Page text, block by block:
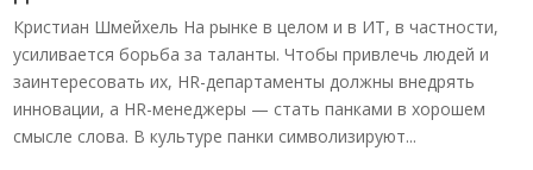
Кристиан Шмейхель На рынке в целом и в ИТ, в частности,
усиливается борьба за таланты. Чтобы привлечь людей и
заинтересовать их, HR-департаменты должны внедрять
инновации, а HR-менеджеры — стать панками в хорошем
смысле слова. В культуре панки символизируют...